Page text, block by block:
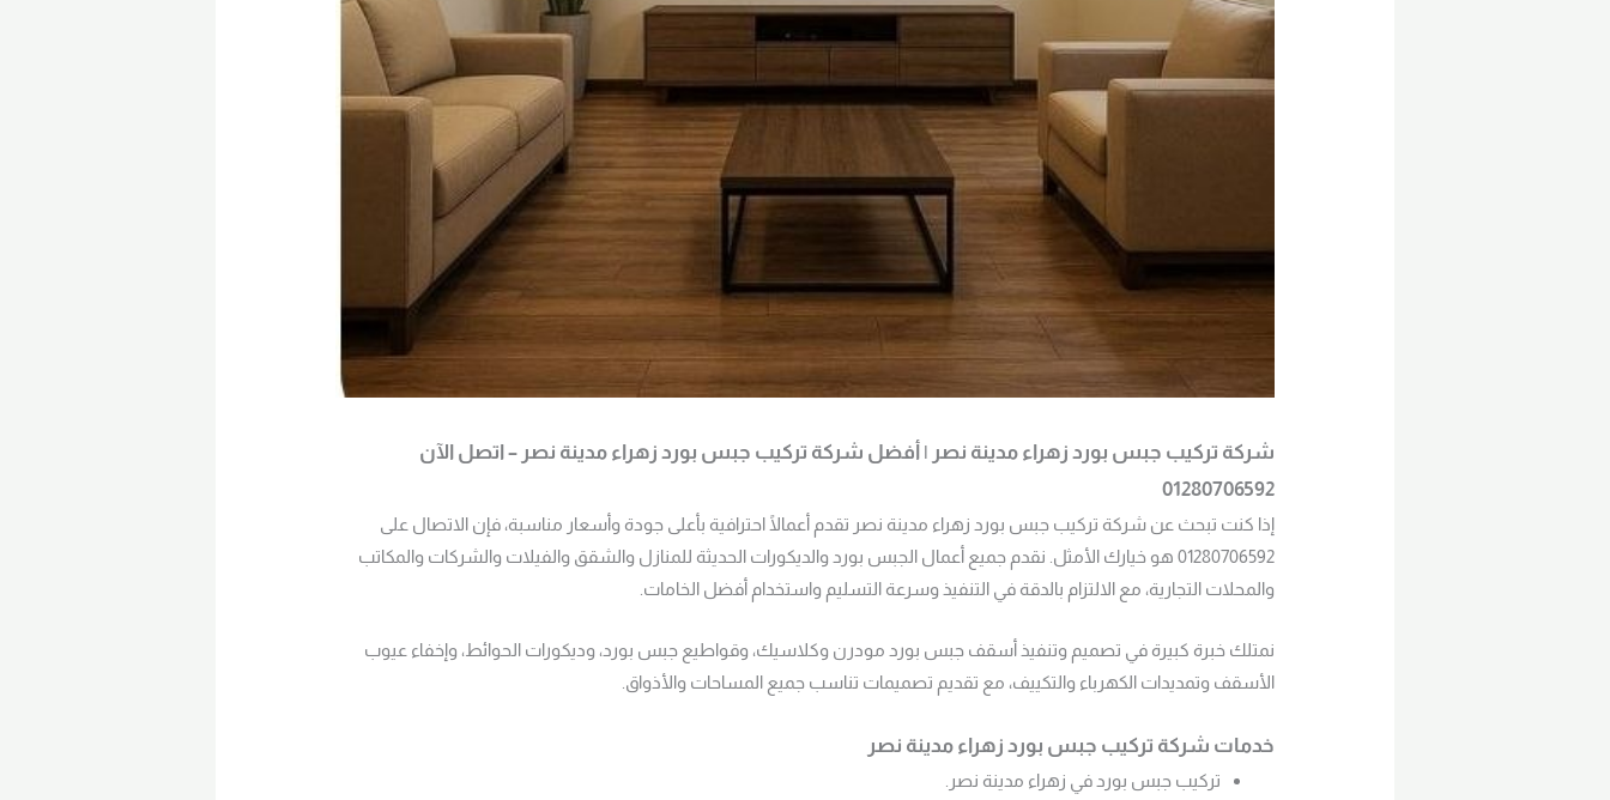
شركة تركيب جبس بورد زهراء مدينة نصر | أفضل شركة تركيب جبس بورد زهراء مدينة نصر – اتصل الآن
01280706592
إذا كنت تبحث عن شركة تركيب جبس بورد زهراء مدينة نصر تقدم أعمالًا احترافية بأعلى جودة وأسعار مناسبة، فإن الاتصال على
01280706592 هو خيارك الأمثل. نقدم جميع أعمال الجبس بورد والديكورات الحديثة للمنازل والشقق والفيلات والشركات والمكاتب
والمحلات التجارية، مع الالتزام بالدقة في التنفيذ وسرعة التسليم واستخدام أفضل الخامات.
نمتلك خبرة كبيرة في تصميم وتنفيذ أسقف جبس بورد مودرن وكلاسيك، وقواطيع جبس بورد، وديكورات الحوائط، وإخفاء عيوب
الأسقف وتمديدات الكهرباء والتكييف، مع تقديم تصميمات تناسب جميع المساحات والأذواق.
خدمات شركة تركيب جبس بورد زهراء مدينة نصر
تركيب جبس بورد في زهراء مدينة نصر.